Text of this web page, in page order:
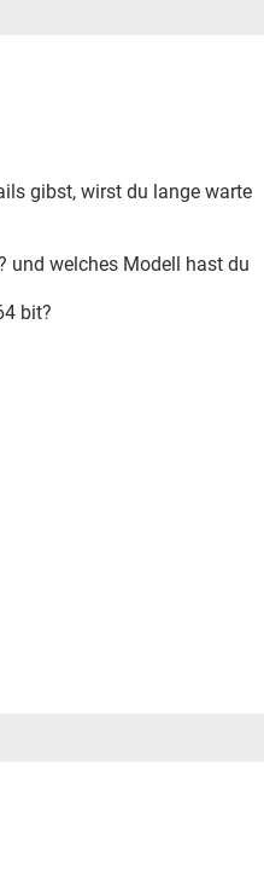
gibst, wirst du lange warte
und welches Modell hast du
bit?